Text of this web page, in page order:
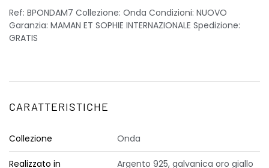
Ref: BPONDAM7 Collezione: Onda Condizioni: NUOVO
Garanzia: MAMAN ET SOPHIE INTERNAZIONALE Spedizione:
GRATIS
CARATTERISTICHE
Collezione Onda
Realizzato in Argento 925, galvanica oro giallo